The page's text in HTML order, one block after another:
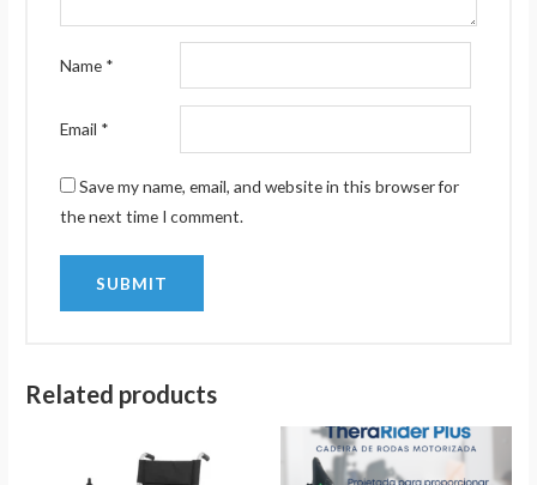
Name *
Email *
Save my name, email, and website in this browser for
the next time I comment.
Related products